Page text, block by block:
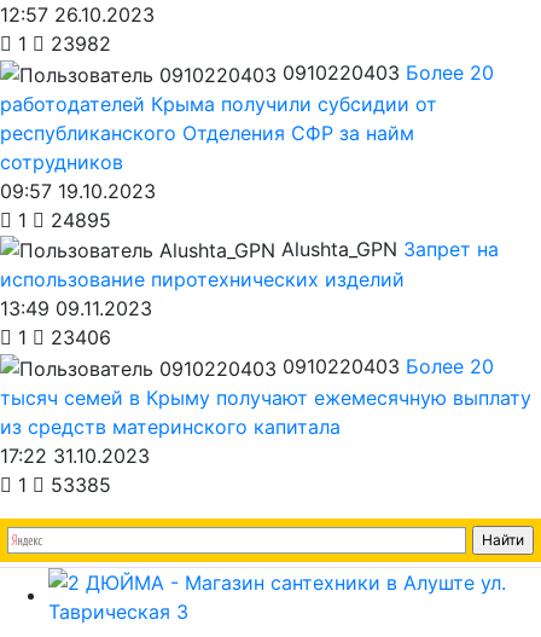
12:57 26.10.2023
1
23982
0910220403 Более 20
работодателей Крыма получили субсидии от
республиканского Отделения СФР за найм
сотрудников
09:57 19.10.2023
1
24895
Alushta_GPN Запрет на
использование пиротехнических изделий
13:49 09.11.2023
1
23406
0910220403 Более 20
тысяч семей в Крыму получают ежемесячную выплату
из средств материнского капитала
17:22 31.10.2023
1
53385